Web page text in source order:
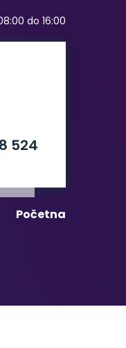
do 16:00
524
Početna